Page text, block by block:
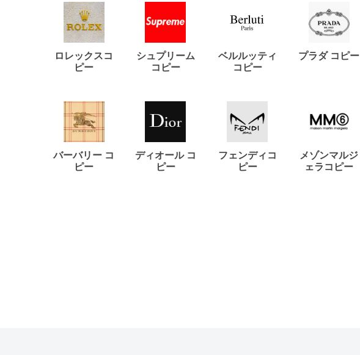
ロレックスコ
ピー
シュプリーム
コピー
ベルルッティ
コピー
プラダ コピー
バーバリー コ
ピー
ディオール コ
ピー
フェンディコ
ピー
メゾンマルジ
ェラコピー